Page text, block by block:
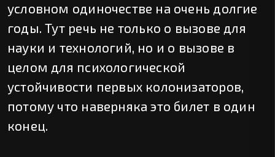
условном одиночестве на очень долгие
годы. Тут речь не только о вызове для
науки и технологий, но и о вызове в
целом для психологической
устойчивости первых колонизаторов,
потому что наверняка это билет в один
конец.